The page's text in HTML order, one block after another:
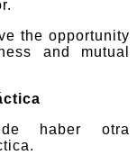
the opportunity
and mutual
haber otra